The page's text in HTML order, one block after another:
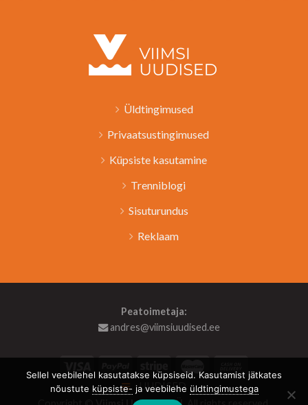
Üldtingimused
Privaatsustingimused
Küpsiste kasutamine
Trenniblogi
Sisuturundus
Reklaam
Peatoimetaja:
andres@viimsiuudised.ee
UUDISED
Sellel veebilehel kasutatakse küpsiseid. Kasutamist jätkates
nõustute küpsiste- ja veebilehe üldtingimustega